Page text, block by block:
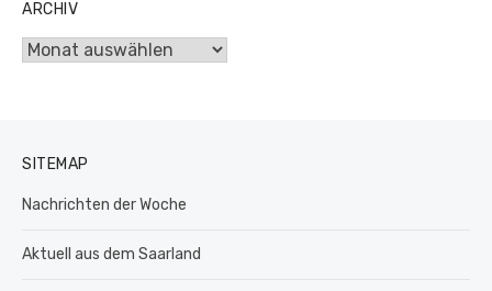
ARCHIV
Archiv
SITEMAP
Nachrichten der Woche
Aktuell aus dem Saarland